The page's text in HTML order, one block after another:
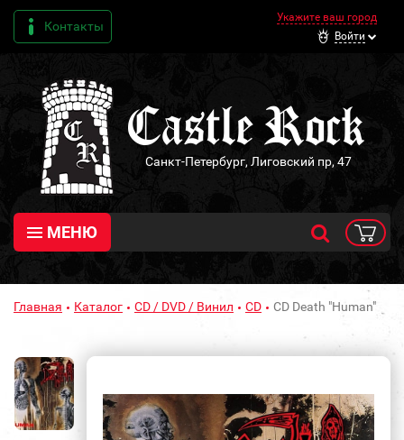
Контакты
Укажите ваш город
Войти
Санкт-Петербург, Лиговский пр, 47
МЕНЮ
Главная Каталог CD / DVD / Винил CD CD Death "Human"